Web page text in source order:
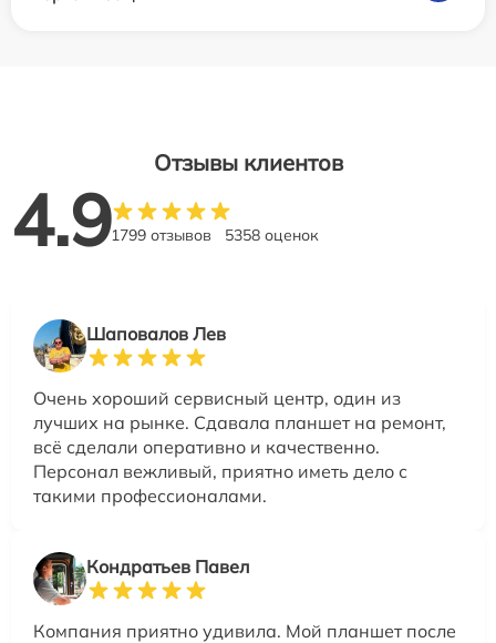
Отзывы клиентов
4.91799 отзывов 5358 оценок
Шаповалов Лев
Очень хороший сервисный центр, один из
лучших на рынке. Сдавала планшет на ремонт,
всё сделали оперативно и качественно.
Персонал вежливый, приятно иметь дело с
такими профессионалами.
Кондратьев Павел
Компания приятно удивила. Мой планшет после